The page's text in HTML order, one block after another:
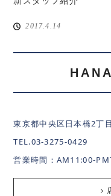
2017.4.14
東京都中央区日本橋2
TEL.03-3275-0429
営業時間：AM11:00-